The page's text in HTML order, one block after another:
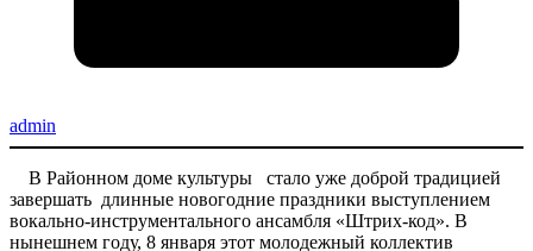
admin
В Районном доме культуры стало уже доброй традицией
завершать длинные новогодние праздники выступлением
вокально-инструментального ансамбля «Штрих-код». В
нынешнем году, 8 января этот молодежный коллектив